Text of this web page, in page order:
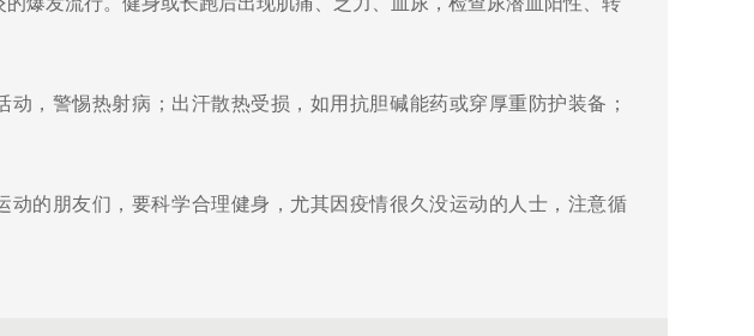
，警惕热射病；出汗散热受损，如用抗胆碱能药或穿厚重防护装备；
的朋友们，要科学合理健身，尤其因疫情很久没运动的人士，注意循